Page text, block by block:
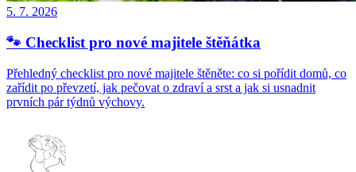
5. 7. 2026
🐾 Checklist pro nové majitele štěňátka
Přehledný checklist pro nové majitele štěněte: co si pořídit domů, co
zařídit po převzetí, jak pečovat o zdraví a srst a jak si usnadnit
prvních pár týdnů výchovy.